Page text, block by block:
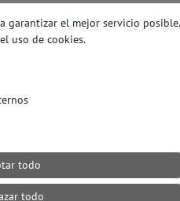
garantizar el mejor servicio posible.
uso de cookies.
todo
todo